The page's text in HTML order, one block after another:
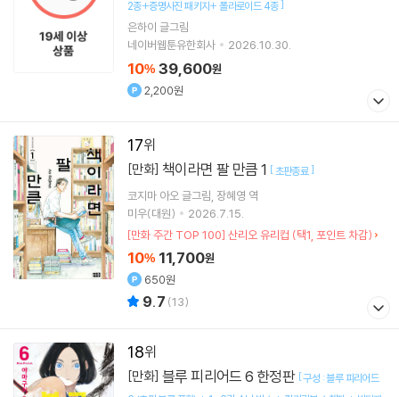
2종+증명사진 패키지+ 폴라로이드 4종]
은하이 글그림
네이버웹툰유한회사
2026.10.30.
10% 39,600원
2,200원
17
[만화] 책이라면 팔 만큼 1 [ 초판종료 ]
코지마 아오 글그림 장혜영 역
미우(대원)
2026.7.15.
[만화 주간 TOP 100] 산리오 유리컵 (택1, 포인트 차감)
10% 11,700원
650원
9.7 (13)
18
[만화] 블루 피리어드 6 한정판 [구성 : 블루 피리어드